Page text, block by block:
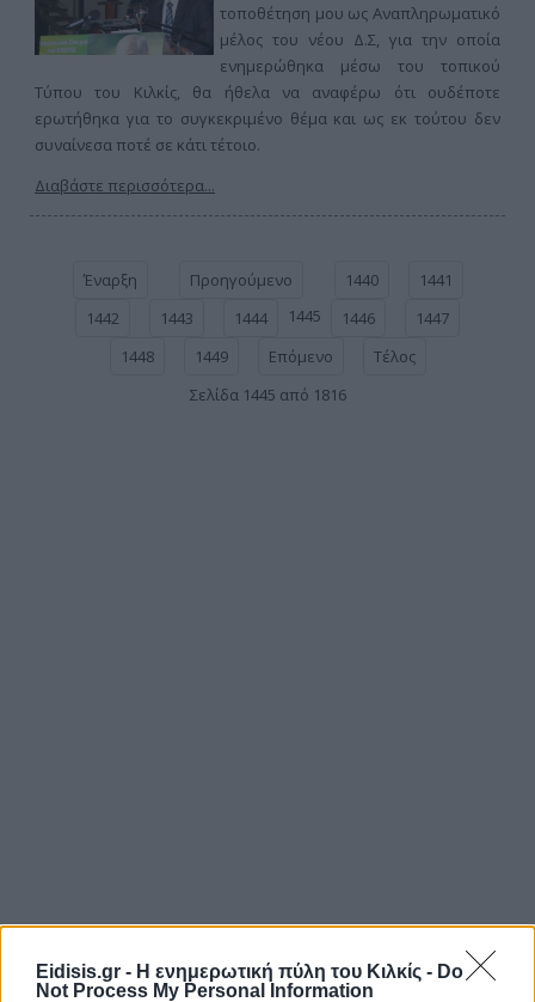
Eidisis.gr - Η ενημερωτική πύλη του Κιλκίς - Do
Not Process My Personal Information
τοποθέτηση μου ως Αναπληρωματικό
μέλος του νέου Δ.Σ, για την οποία
ενημερώθηκα μέσω του τοπικού
Τύπου του Κιλκίς, θα ήθελα να αναφέρω ότι ουδέποτε
ερωτήθηκα για το συγκεκριμένο θέμα και ως εκ τούτου δεν
συναίνεσα ποτέ σε κάτι τέτοιο.
Διαβάστε περισσότερα...
Έναρξη Προηγούμενο 1440
1441
1442
1443 1444 1445 1446
1447
1448
1449 Επόμενο
Τέλος
Σελίδα 1445 από 1816